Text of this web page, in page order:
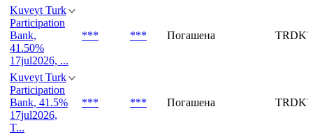
Kuveyt Turk
Participation
Bank,
41.50%
17jul2026, ...
*** *** Погашена
Kuveyt Turk
Participation
Bank, 41.5%
17jul2026,
T...
*** *** Погашена